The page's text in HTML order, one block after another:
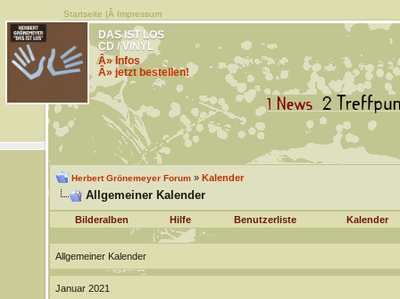
Startseite |Â Impressum
DAS IST LOS
CD / VINYL
Â» Infos
Â» jetzt bestellen!
Herbert Grönemeyer Forum» Kalender
Allgemeiner Kalender
Bilderalben Hilfe Benutzerliste Kalender
Allgemeiner Kalender
Januar 2021